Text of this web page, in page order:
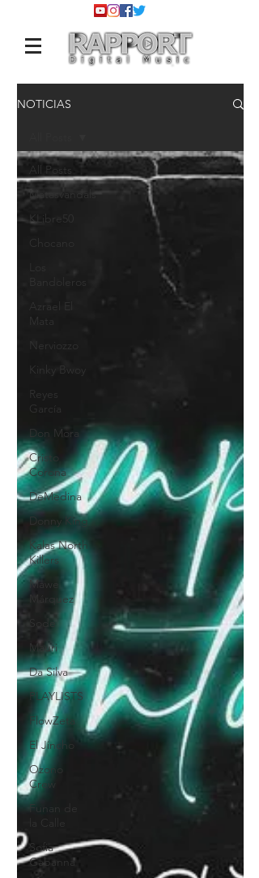
NOTICIAS
All Posts
Matasvandals
KLibre50
Azrael El
Mata
Nerviozzo
Kinky Bwoy
Reyes
García
Don Mora
Cristo
Corona
DeMedina
Donny King
Kalas North
Killers
Mawe
Márquez
Sode
Mauri
Da Silva
PLAYLISTS
FlowZeta
El Jincho
Ozono
Crew
Funan de
Sofia
Gabanna